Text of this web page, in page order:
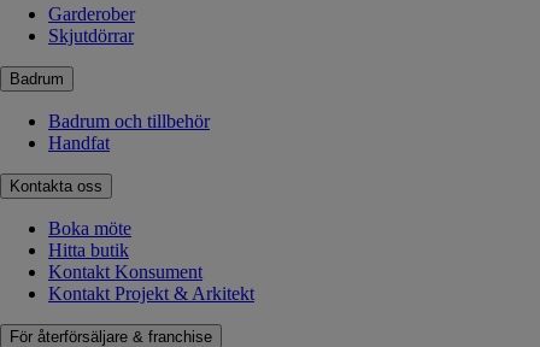
Garderober
Skjutdörrar
Badrum
Badrum och tillbehör
Handfat
Kontakta oss
Boka möte
Hitta butik
Kontakt Konsument
Kontakt Projekt & Arkitekt
För återförsäljare & franchise